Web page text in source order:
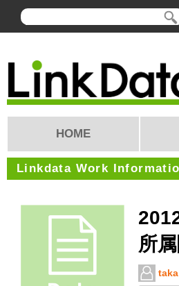
HOME
Linkdata Work
所
taka